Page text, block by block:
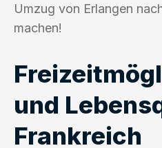
Umzug von Erlangen
machen!
und
Frankreich